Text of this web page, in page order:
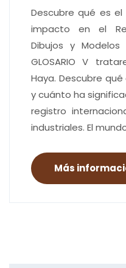
Descubre qué es
impacto en el
Dibujos y Modelos
GLOSARIO V
Haya. Descubre
y cuánto ha
registro
industriales. El
Más